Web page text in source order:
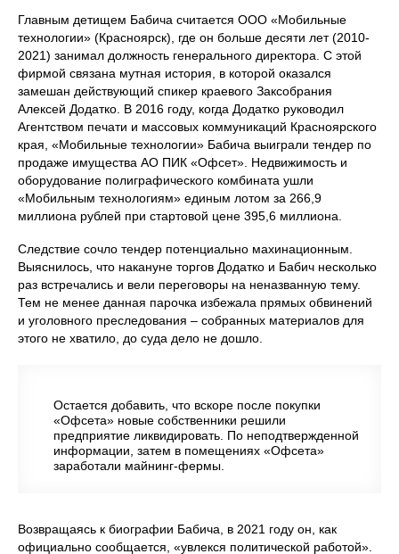
Главным детищем Бабича считается ООО «Мобильные
технологии» (Красноярск), где он больше десяти лет (2010-
2021) занимал должность генерального директора. С этой
фирмой связана мутная история, в которой оказался
замешан действующий спикер краевого Заксобрания
Алексей Додатко. В 2016 году, когда Додатко руководил
Агентством печати и массовых коммуникаций Красноярского
края, «Мобильные технологии» Бабича выиграли тендер по
продаже имущества АО ПИК «Офсет». Недвижимость и
оборудование полиграфического комбината ушли
«Мобильным технологиям» единым лотом за 266,9
миллиона рублей при стартовой цене 395,6 миллиона.
Следствие сочло тендер потенциально махинационным.
Выяснилось, что накануне торгов Додатко и Бабич несколько
раз встречались и вели переговоры на неназванную тему.
Тем не менее данная парочка избежала прямых обвинений
и уголовного преследования – собранных материалов для
этого не хватило, до суда дело не дошло.
Остается добавить, что вскоре после покупки
«Офсета» новые собственники решили
предприятие ликвидировать. По неподтвержденной
информации, затем в помещениях «Офсета»
заработали майнинг-фермы.
Возвращаясь к биографии Бабича, в 2021 году он, как
официально сообщается, «увлекся политической работой».